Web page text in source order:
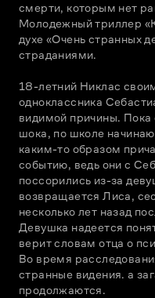
смерти, которым нет
Молодежный триллер
духе «Очень странных
страданиями.
18-летний Никлас
одноклассника
видимой причины. Пока
шока, по школе
каким-то образом
событию, ведь они с
поссорились из-за
возвращается Лиса,
несколько лет назад
Девушка надеется
верит словам отца о
Во время
странные видения. а
продолжаются.